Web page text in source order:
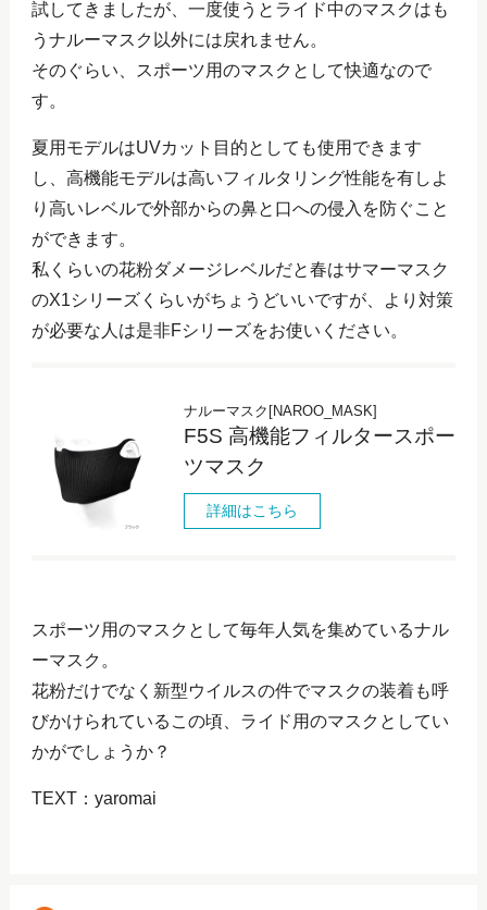
試してきましたが、一度使うとライド中のマスクはも
うナルーマスク以外には戻れません。
そのぐらい、スポーツ用のマスクとして快適なので
す。
夏用モデルはUVカット目的としても使用できます
し、高機能モデルは高いフィルタリング性能を有しよ
り高いレベルで外部からの鼻と口への侵入を防ぐこと
ができます。
私くらいの花粉ダメージレベルだと春はサマーマスク
のX1シリーズくらいがちょうどいいですが、より対策
が必要な人は是非Fシリーズをお使いください。
ナルーマスク[NAROO_MASK]
F5S 高機能フィルタースポー
ツマスク
詳細はこちら
スポーツ用のマスクとして毎年人気を集めているナル
ーマスク。
花粉だけでなく新型ウイルスの件でマスクの装着も呼
びかけられているこの頃、ライド用のマスクとしてい
かがでしょうか？
TEXT：yaromai